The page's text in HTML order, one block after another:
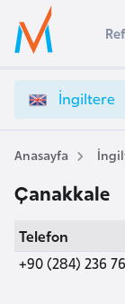
Ülke Seçimi
Başvuru yapmak
Üye
Girişi
n
i
l
r
i
İngiltere
Anasayfa
Çanakkale
Telefon
+90 (284) 236
s
t
r
a
v
u